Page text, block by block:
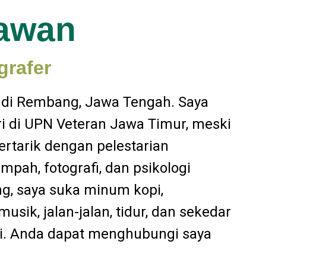
Rembang, Jawa Tengah. Saya
UPN Veteran Jawa Timur, meski
dengan pelestarian
fotografi, dan psikologi
saya suka minum kopi,
jalan-jalan, tidur, dan sekedar
Anda dapat menghubungi saya